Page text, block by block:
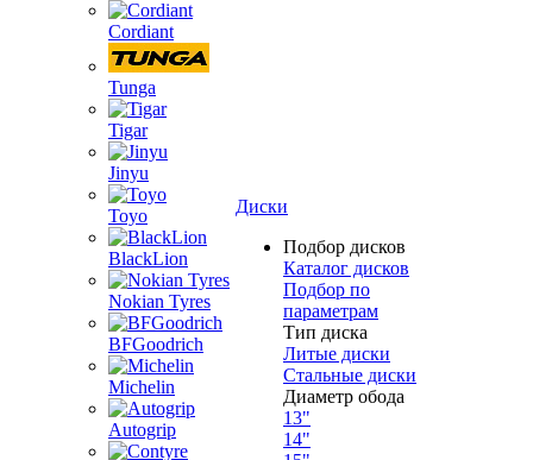
Cordiant
Tunga
Tigar
Jinyu
Toyo
BlackLion
Nokian Tyres
BFGoodrich
Michelin
Autogrip
Диски
Подбор дисков
Каталог дисков
Подбор по
параметрам
Тип диска
Литые диски
Стальные диски
Диаметр обода
13"
14"